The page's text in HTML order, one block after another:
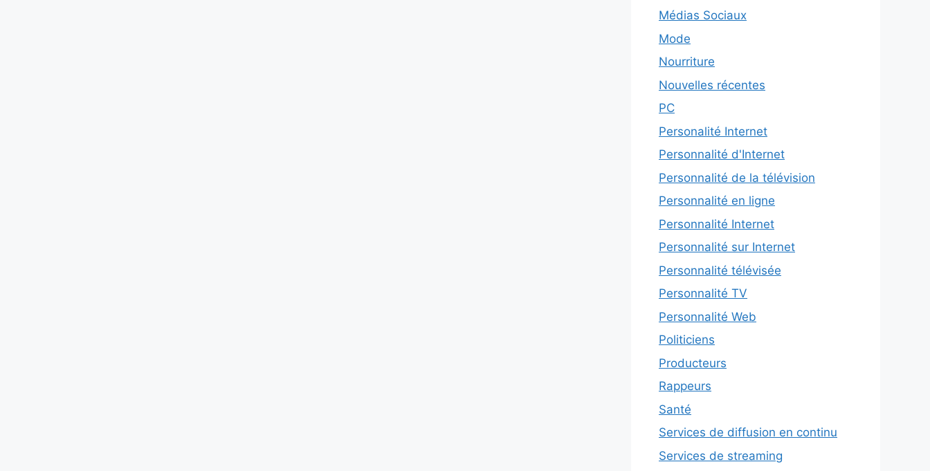
Médias Sociaux
Mode
Nourriture
Nouvelles récentes
PC
Personalité Internet
Personnalité d'Internet
Personnalité de la télévision
Personnalité en ligne
Personnalité Internet
Personnalité sur Internet
Personnalité télévisée
Personnalité TV
Personnalité Web
Politiciens
Producteurs
Rappeurs
Santé
Services de diffusion en continu
Services de streaming